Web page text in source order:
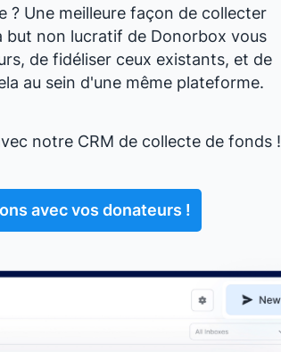
? Une meilleure façon de collecter
but non lucratif de Donorbox vous
de fidéliser ceux existants, et de
au sein d'une même plateforme.
notre CRM de collecte de fonds !
avec vos donateurs !